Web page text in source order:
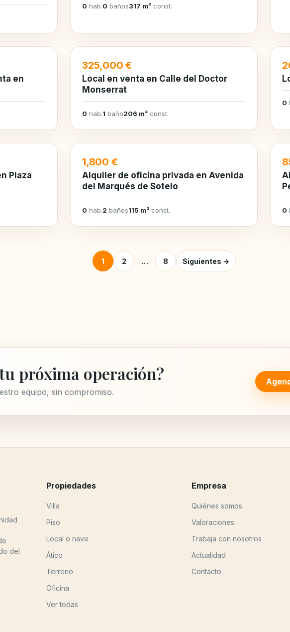
0 hab.0 baños317 m² const.
en
EN VENTA
325,000 €
Local en venta en Calle del Doctor
Monserrat
0 hab.1 baño206 m² const.
0
Plaza
EN ALQUILER
1,800 €
Alquiler de oficina privada en Avenida
del Marqués de Sotelo
0 hab.2 baños115 m² const. 0
Posts pagination
1 2 … 8 Siguientes →
próxima operación?
equipo, sin compromiso.
del
Propiedades
Villa
Piso
Local o nave
Ático
Terreno
Oficina
Ver todas
Empresa
Quiénes somos
Valoraciones
Trabaja con nosotros
Actualidad
Contacto